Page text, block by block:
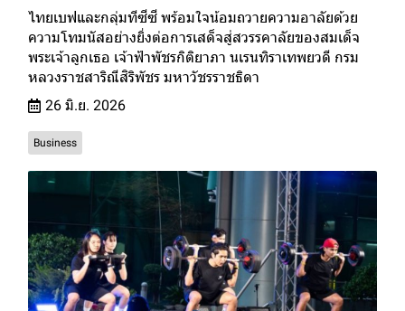
ไทยเบฟและกลุ่มทีซีซี พร้อมใจน้อมถวายความอาลัยด้วย
ความโทมนัสอย่างยิ่งต่อการเสด็จสู่สวรรคาลัยของสมเด็จ
พระเจ้าลูกเธอ เจ้าฟ้าพัชรกิติยาภา นเรนทิราเทพยวดี กรม
หลวงราชสาริณีสิริพัชร มหาวัชรราชธิดา
26 มิ.ย. 2026
Business